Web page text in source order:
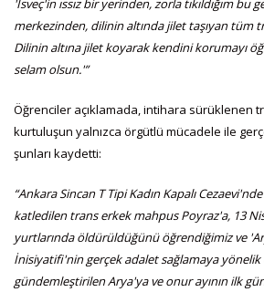
'İsveç'in ıssız bir yerinden, zorla tıkıldığım bu
merkezinden, dilinin altında jilet taşıyan tüm
Dilinin altına jilet koyarak kendini korumayı
selam olsun.'”
Öğrenciler açıklamada, intihara sürüklenen
kurtuluşun yalnızca örgütlü mücadele ile
şunları kaydetti:
“Ankara Sincan T Tipi Kadın Kapalı
katledilen trans erkek mahpus Poyraz'a, 13
yurtlarında öldürüldüğünü öğrendiğimiz ve
İnisiyatifi'nin gerçek adalet sağlamaya yönelik
gündemleştirilen Arya'ya ve onur ayının ilk